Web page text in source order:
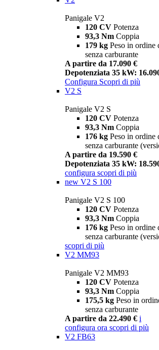
Panigale V2
120 CV Potenza
93,3 Nm Coppia
179 kg Peso in ordine
senza carburante
A partire da 17.090 €
Depotenziata 35 kW:
Configura Scopri di più
V2 S
Panigale V2 S
120 CV Potenza
93,3 Nm Coppia
176 kg Peso in ordine
senza carburante
A partire da 19.590 €
Depotenziata 35 kW:
configura scopri di più
new V2 S 100
Panigale V2 S 100
120 CV Potenza
93,3 Nm Coppia
176 kg Peso in ordine
senza carburante
scopri di più
V2 MM93
Panigale V2 MM93
120 CV Potenza
93,3 Nm Coppia
175,5 kg Peso in
senza carburante
A partire da 22.490 € i
configura ora scopri di più
V2 FB63